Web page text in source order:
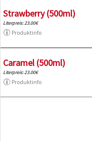
Strawberry (500ml)
Literpreis: 23.00€
Produktinfo
Caramel (500ml)
Literpreis: 23.00€
Produktinfo